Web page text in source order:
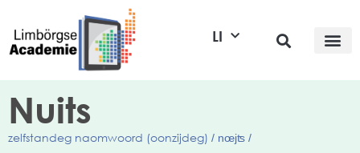
LI
Nuits
zelfstandeg naomwoord (oonzijdeg) / nœjʦ /